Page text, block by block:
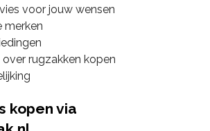
voor jouw wensen
merken
rugzakken kopen
kopen via